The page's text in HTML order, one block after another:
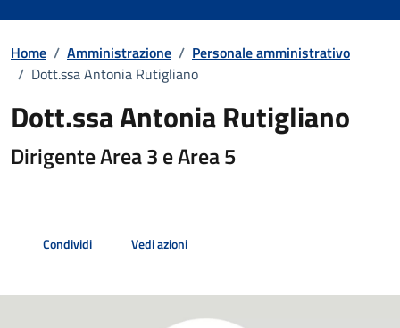
Home / Amministrazione / Personale amministrativo
/ Dott.ssa Antonia Rutigliano
Dott.ssa Antonia Rutigliano
Dirigente Area 3 e Area 5
Condividi Vedi azioni